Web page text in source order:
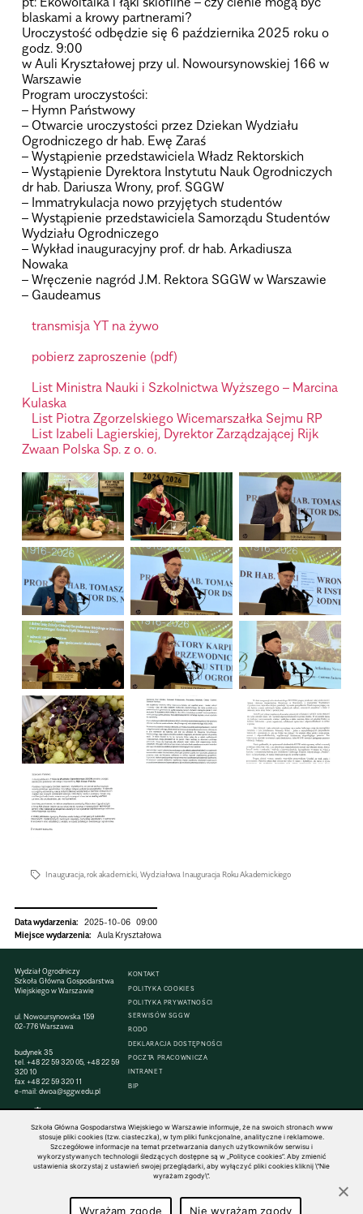
blaskami a krowy partnerami?
Uroczystość odbędzie się 6 października 2025 roku o
godz. 9:00
w Auli Kryształowej przy ul. Nowoursynowskiej 166 w
Warszawie
Program uroczystości:
– Hymn Państwowy
– Otwarcie uroczystości przez Dziekan Wydziału
Ogrodniczego dr hab. Ewę Zaraś
– Wystąpienie przedstawiciela Władz Rektorskich
– Wystąpienie Dyrektora Instytutu Nauk Ogrodniczych
dr hab. Dariusza Wrony, prof. SGGW
– Immatrykulacja nowo przyjętych studentów
– Wystąpienie przedstawiciela Samorządu Studentów
Wydziału Ogrodniczego
– Wykład inauguracyjny prof. dr hab. Arkadiusza
Nowaka
– Wręczenie nagród J.M. Rektora SGGW w Warszawie
– Gaudeamus
transmisja YT na żywo
pobierz zaproszenie (pdf)
List Ministra Nauki i Szkolnictwa Wyższego – Marcina
Kulaska
List Piotra Zgorzelskiego Wicemarszałka Sejmu RP
List Izabeli Lagierskiej, Dyrektor Zarządzającej Rijk
Zwaan Polska Sp. z o. o.
Inauguracja ,rok akademicki, Wydziałowa Inauguracja Roku Akademickiego
Data wydarzenia: 2025-10-06 09:00
Miejsce wydarzenia:
Aula Krysz­ta­ło­wa
Wydział Ogrodniczy
Szkoła Główna Gospodarstwa
Wiejskiego w Warszawie
ul. Nowoursynowska 159
02-776 Warszawa
budynek 35
tel.+48 22 59 320 05,+48 22 59
320 10
fax +48 22 59 320 11
e-mail:dwoa@sggw.edu.pl
KONTAKT
POLITYKA COOKIES
POLITYKA PRYWATNOŚCI
SERWISÓW SGGW
RODO
DEKLARACJA DOSTĘPNOŚCI
POCZTA PRACOWNICZA
INTRANET
BIP
© 1816–2026 SGGW — ALL RIGHTS RESERVED
Szkoła Główna Gospodarstwa Wiejskiego w Warszawie informuje, że na swoich stronach www
stosuje pliki cookies (tzw. ciasteczka), w tym pliki funkcjonalne, analityczne i reklamowe.
Szczegółowe informacje na temat przetwarzania danych użytkowników serwisu i
wykorzystywanych technologii śledzących dostępne są w „Polityce cookies”. Aby zmienić
ustawienia skorzystaj z ustawień swojej przeglądarki, aby wyłączyć pliki cookies kliknij \"Nie
wyrażam zgody\".
Wyrażam zgodę Nie wyrażam zgody